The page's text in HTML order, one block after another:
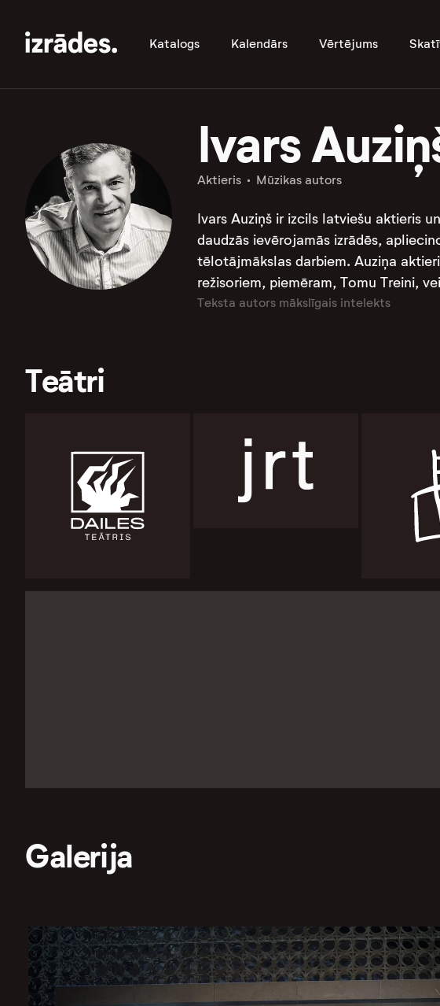
Katalogs Kalendārs Vērtējums
Ivars
Aktieris Mūzikas autors
Ivars Auziņš ir izcils latviešu aktieris
daudzās ievērojamās izrādēs,
tēlotājmākslas darbiem​. Auziņa
režisoriem, piemēram, Tomu Treini,
Teksta autors mākslīgais intelekts
Teātri
Galerija